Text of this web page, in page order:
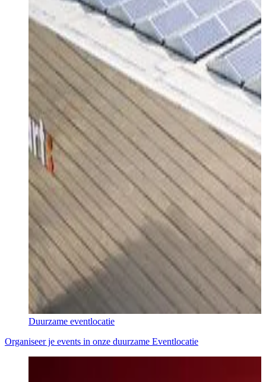
Duurzame eventlocatie
Organiseer je events in onze duurzame Eventlocatie